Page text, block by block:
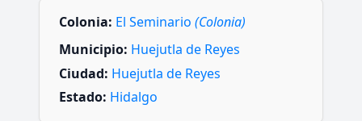
Colonia: El Seminario (Colonia)
Municipio: Huejutla de Reyes
Ciudad: Huejutla de Reyes
Estado: Hidalgo